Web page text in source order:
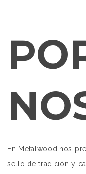
En Metalwood nos
sello de tradición y